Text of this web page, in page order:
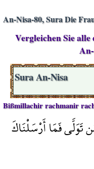
An-Nisa-80, Sura Die
Vergleichen Sie alle
Sura An-Nisa
Bißmillachir rachmanir
تَوَلَّى فَمَا أَرْسَلْنَاكَ